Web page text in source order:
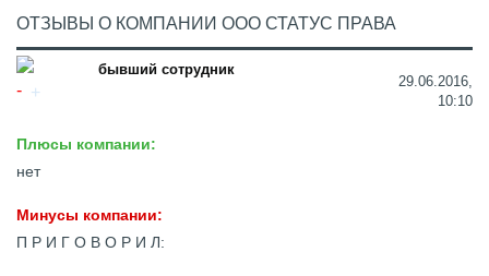
ОТЗЫВЫ О КОМПАНИИ ООО СТАТУС ПРАВА
бывший сотрудник
29.06.2016,
10:10
Плюсы компании:
нет
Минусы компании:
П Р И Г О В О Р И Л: